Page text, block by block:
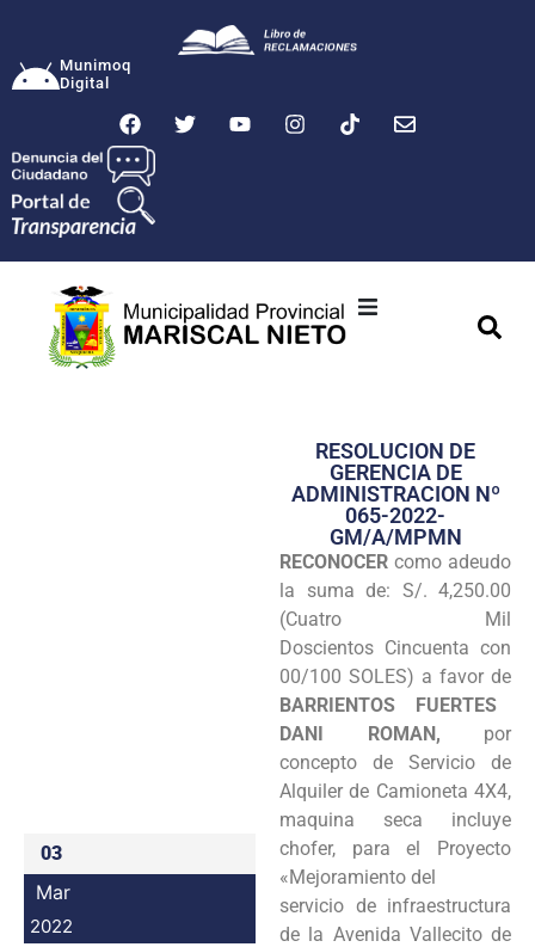
Munimoq
Digital
Transparencia
Seguridad
Programas
03
Mar
2022
RESOLUCION DE
GERENCIA DE
ADMINISTRACION Nº
065-2022-
GM/A/MPMN
RECONOCER como adeudo
la suma de: S/. 4,250.00
(Cuatro Mil
Doscientos Cincuenta con
00/100 SOLES) a favor de
BARRIENTOS FUERTES
DANI ROMAN, por
concepto de Servicio de
Alquiler de Camioneta 4X4,
maquina seca incluye
chofer, para el Proyecto
«Mejoramiento del
servicio de infraestructura
de la Avenida Vallecito de